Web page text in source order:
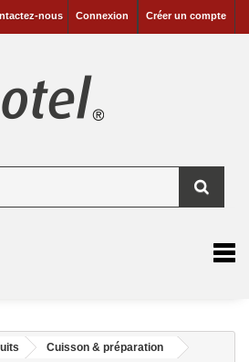
Créer un compte
Connexion
nous
Cuisson & préparation